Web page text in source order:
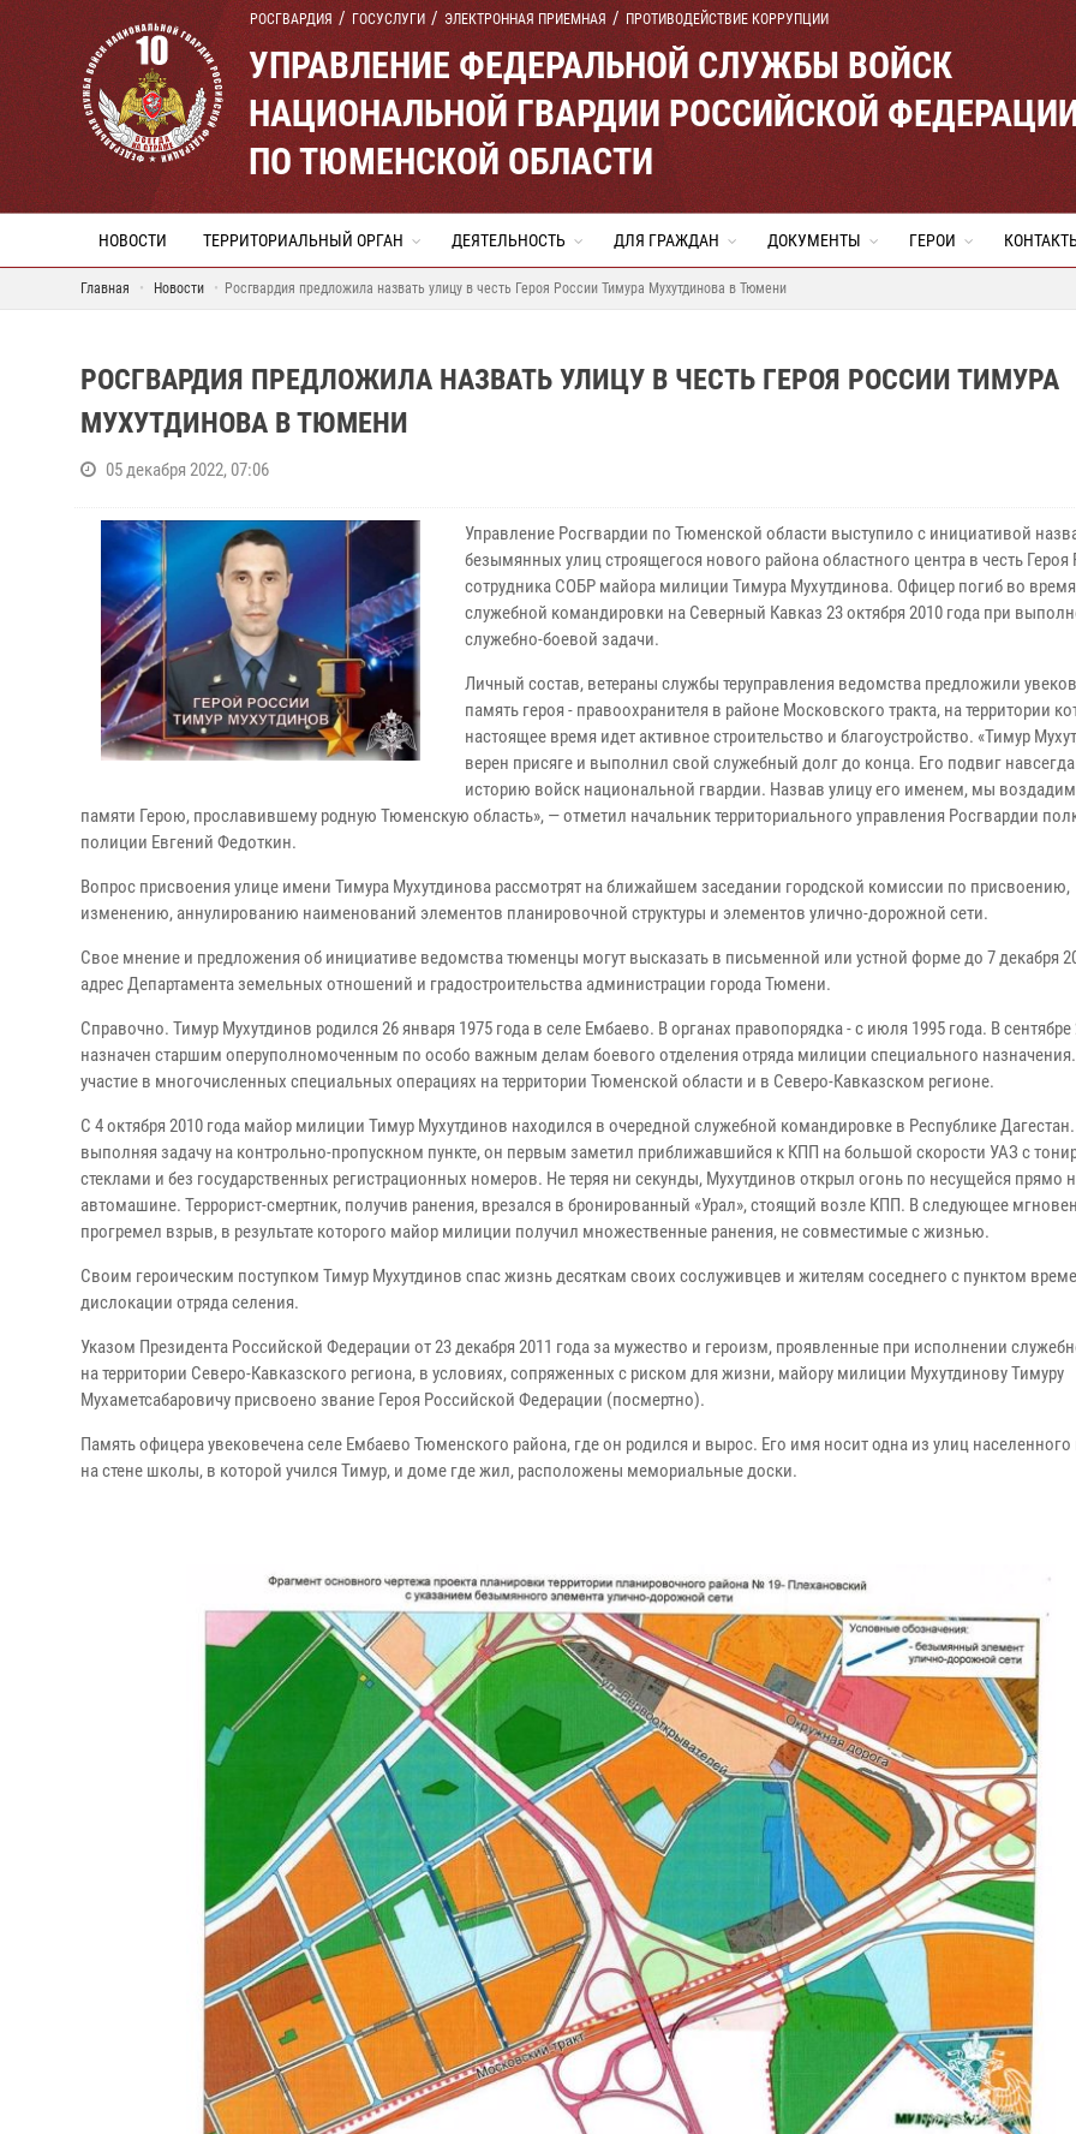
РОСГВАРДИЯ ГОСУСЛУГИ ЭЛЕКТРОННАЯ ПРИЕМНАЯ ПРОТИВОДЕЙСТВИЕ КОРРУПЦИИ
УПРАВЛЕНИЕ ФЕДЕРАЛЬНОЙ СЛУЖБЫ ВОЙСК
НАЦИОНАЛЬНОЙ ГВАРДИИ РОССИЙСКОЙ
ПО ТЮМЕНСКОЙ ОБЛАСТИ
НОВОСТИ ТЕРРИТОРИАЛЬНЫЙ ОРГАН ДЕЯТЕЛЬНОСТЬ ДЛЯ ГРАЖДАН ДОКУМЕНТЫ ГЕРОИ
Главная Новости Росгвардия предложила назвать улицу в честь Героя России Тимура Мухутдинова в Тюмени
РОСГВАРДИЯ ПРЕДЛОЖИЛА НАЗВАТЬ УЛИЦУ В ЧЕСТЬ ГЕРОЯ РОССИИ ТИМУРА
МУХУТДИНОВА В ТЮМЕНИ
05 декабря 2022, 07:06
Управление Росгвардии по Тюменской области выступило с инициативой
безымянных улиц строящегося нового района областного центра в честь Героя
сотрудника СОБР майора милиции Тимура Мухутдинова. Офицер погиб во время
служебной командировки на Северный Кавказ 23 октября 2010 года при
служебно-боевой задачи.
Личный состав, ветераны службы теруправления ведомства предложили
память героя - правоохранителя в районе Московского тракта, на территории
настоящее время идет активное строительство и благоустройство. «Тимур
верен присяге и выполнил свой служебный долг до конца. Его подвиг
историю войск национальной гвардии. Назвав улицу его именем, мы
памяти Герою, прославившему родную Тюменскую область», — отметил начальник территориального управления Росгвардии
полиции Евгений Федоткин.
Вопрос присвоения улице имени Тимура Мухутдинова рассмотрят на ближайшем заседании городской комиссии по присвоению,
изменению, аннулированию наименований элементов планировочной структуры и элементов улично-дорожной сети.
Свое мнение и предложения об инициативе ведомства тюменцы могут высказать в письменной или устной форме до 7 декабря
адрес Департамента земельных отношений и градостроительства администрации города Тюмени.
Справочно. Тимур Мухутдинов родился 26 января 1975 года в селе Ембаево. В органах правопорядка - с июля 1995 года. В сентябре
назначен старшим оперуполномоченным по особо важным делам боевого отделения отряда милиции специального
участие в многочисленных специальных операциях на территории Тюменской области и в Северо-Кавказском регионе.
С 4 октября 2010 года майор милиции Тимур Мухутдинов находился в очередной служебной командировке в Республике Дагестан.
выполняя задачу на контрольно-пропускном пункте, он первым заметил приближавшийся к КПП на большой скорости УАЗ с
стеклами и без государственных регистрационных номеров. Не теряя ни секунды, Мухутдинов открыл огонь по несущейся прямо
автомашине. Террорист-смертник, получив ранения, врезался в бронированный «Урал», стоящий возле КПП. В следующее
прогремел взрыв, в результате которого майор милиции получил множественные ранения, не совместимые с жизнью.
Своим героическим поступком Тимур Мухутдинов спас жизнь десяткам своих сослуживцев и жителям соседнего с пунктом
дислокации отряда селения.
Указом Президента Российской Федерации от 23 декабря 2011 года за мужество и героизм, проявленные при исполнении
на территории Северо-Кавказского региона, в условиях, сопряженных с риском для жизни, майору милиции Мухутдинову Тимуру
Мухаметсабаровичу присвоено звание Героя Российской Федерации (посмертно).
Память офицера увековечена селе Ембаево Тюменского района, где он родился и вырос. Его имя носит одна из улиц населенного
на стене школы, в которой учился Тимур, и доме где жил, расположены мемориальные доски.